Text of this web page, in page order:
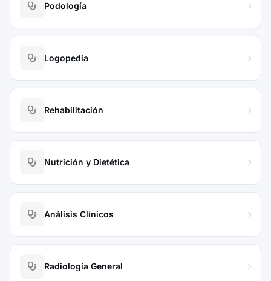
Podología
Logopedia
Rehabilitación
Nutrición y Dietética
Análisis Clínicos
Radiología General